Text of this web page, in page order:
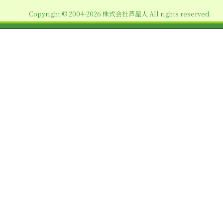
ン
Copyright © 2004-2026 株式会社芦屋人 All rights reserved.